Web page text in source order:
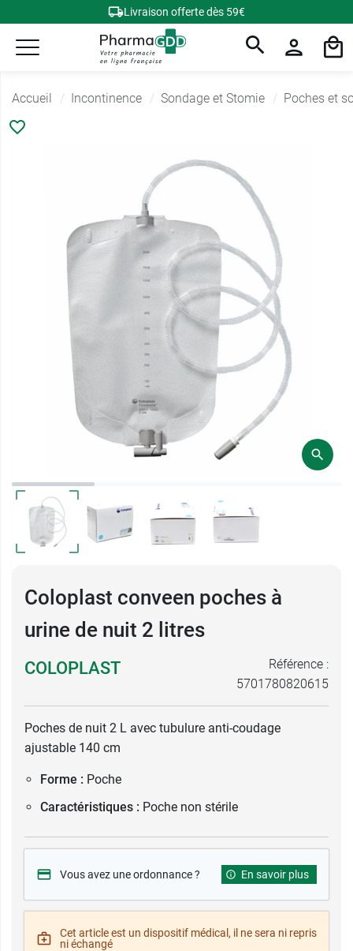
Livraison offerte dès 59€
Accueil Incontinence Sondage et Stomie Poches et
Coloplast conveen poches à
urine de nuit 2 litres
COLOPLAST
Référence :
5701780820615
Poches de nuit 2 L avec tubulure anti-coudage
ajustable 140 cm
Forme : Poche
Caractéristiques : Poche non stérile
Vous avez une ordonnance ? En savoir plus
Cet article est un dispositif médical, il ne sera ni repris
ni échangé